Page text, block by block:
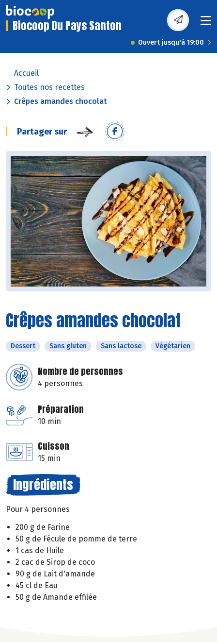
Biocoop Du Pays Santon
Ouvert jusqu'à 19:00
Accueil
Toutes nos recettes
Crêpes amandes chocolat
Partager sur
Crêpes amandes chocolat
Dessert Sans gluten Sans lactose Végétarien
Nombre de personnes
4 personnes
Préparation
10 min
Cuisson
15 min
Ingrédients
Pour 4 personnes
200 g de Farine
50 g de Fécule de pomme de terre
1 cas de Huile
2 cac de Sirop de coco
90 g de Lait d'amande
45 cl de Eau
50 g de Amande effilée